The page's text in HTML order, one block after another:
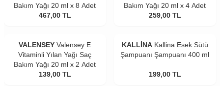
Bakım Yağı 20 ml x 8 Adet
467,00 TL
Bakım Yağı 20 ml x 4 Adet
259,00 TL
VALENSEY Valensey E
Vitaminli Yılan Yağı Saç
Bakım Yağı 20 ml x 2 Adet
139,00 TL
KALLİNA Kallina Esek Sütü
Şampuanı Şampuanı 400 ml
199,00 TL